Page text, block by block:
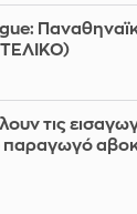
τις
παραγωγό